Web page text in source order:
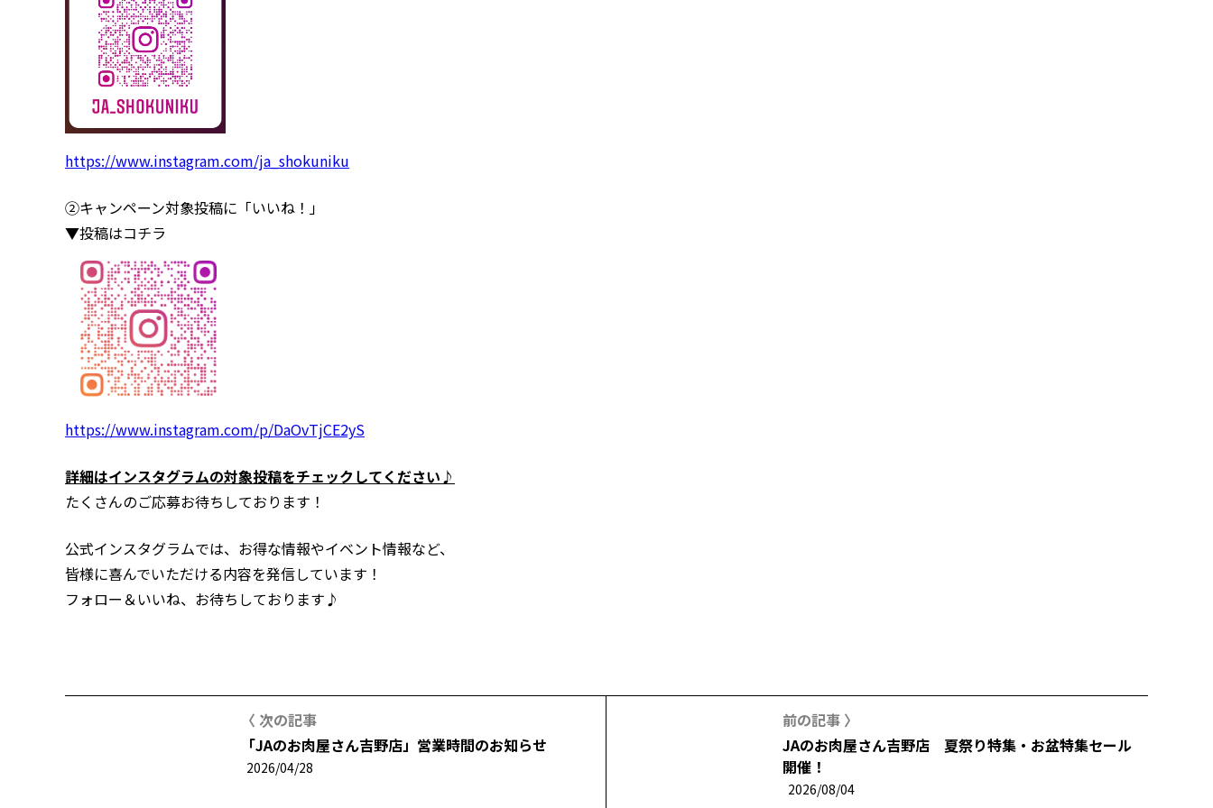
https://www.instagram.com/ja_shokuniku
②キャンペーン対象投稿に「いいね！」
▼投稿はコチラ
https://www.instagram.com/p/DaOvTjCE2yS
詳細はインスタグラムの対象投稿をチェックしてください♪
たくさんのご応募お待ちしております！
公式インスタグラムでは、お得な情報やイベント情報など、
皆様に喜んでいただける内容を発信しています！
フォロー＆いいね、お待ちしております♪
〈 次の記事
「JAのお肉屋さん吉野店」営業時間のお知らせ
2026/04/28
前の記事 〉
JAのお肉屋さん吉野店 夏祭り特集・お盆特集セール
開催！
2026/08/04